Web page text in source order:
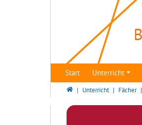
Start Unterricht
Bildungsserver Berlin -
Unterricht Fächer